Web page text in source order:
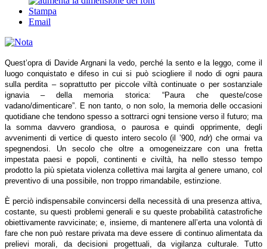
Stampa
Email
Quest’opra di Davide Argnani la vedo, perché la sento e la leggo, come il
luogo conquistato e difeso in cui si può sciogliere il nodo di ogni paura
sulla perdita – soprattutto per piccole viltà continuate o per sostanziale
ignavia – della memoria storica: “Paura che queste/cose
vadano/dimenticare”. E non tanto, o non solo, la memoria delle occasioni
quotidiane che tendono spesso a sottrarci ogni tensione verso il futuro; ma
la somma davvero grandiosa, o paurosa e quindi opprimente, degli
avvenimenti di vertice di questo intero secolo (il ’900,ndr) che ormai va
spegnendosi. Un secolo che oltre a omogeneizzare con una fretta
impestata paesi e popoli, continenti e civiltà, ha nello stesso tempo
prodotto la più spietata violenza collettiva mai largita al genere umano, col
preventivo di una possibile, non troppo rimandabile, estinzione.
È perciò indispensabile convincersi della necessità di una presenza attiva,
costante, su questi problemi generali e su queste probabilità catastrofiche
obiettivamente ravvicinate; e, insieme, di mantenere all’erta una volontà di
fare che non può restare privata ma deve essere di continuo alimentata da
prelievi morali, da decisioni progettuali, da vigilanza culturale. Tutto